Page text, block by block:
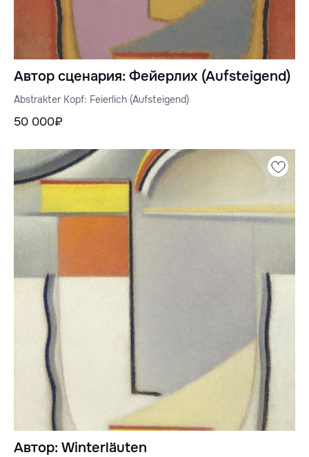
Автор сценария: Фейерлих (Aufsteigend)
Abstrakter Kopf: Feierlich (Aufsteigend)
50 000₽
Автор: Winterläuten